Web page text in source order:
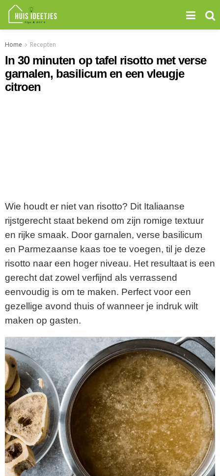
Home Recepten
In 30 minuten op tafel risotto met verse
garnalen, basilicum en een vleugje
citroen
Wie houdt er niet van risotto? Dit Italiaanse
rijstgerecht staat bekend om zijn romige textuur
en rijke smaak. Door garnalen, verse basilicum
en Parmezaanse kaas toe te voegen, til je deze
risotto naar een hoger niveau. Het resultaat is een
gerecht dat zowel verfijnd als verrassend
eenvoudig is om te maken. Perfect voor een
gezellige avond thuis of wanneer je indruk wilt
maken op gasten.